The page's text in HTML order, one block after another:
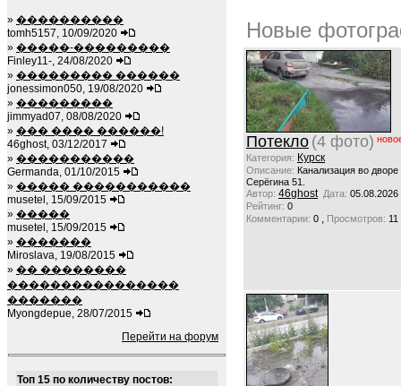
» ����������
tomh5157, 10/09/2020
» �����-���������
Finley11-, 24/08/2020
» ��������� ������
jonessimon050, 19/08/2020
» ���������
jimmyad07, 08/08/2020
» ��� ���� ������!
46ghost, 03/12/2017
» �����������
Germanda, 01/10/2015
» ����� �����������
musetel, 15/09/2015
» �����
musetel, 15/09/2015
» �������
Miroslava, 19/08/2015
» �� ��������
����������������
�������
Myongdepue, 28/07/2015
Перейти на форум
Топ 15 по количеству постов:
Новые
Потекло (4 фото)
Категория: Курск
Описание: Канализация во
Серёгина 51.
Автор: 46ghost Дата: 05.08.2026
Рейтинг: 0
Комментарии: 0 , Просмотров: 11